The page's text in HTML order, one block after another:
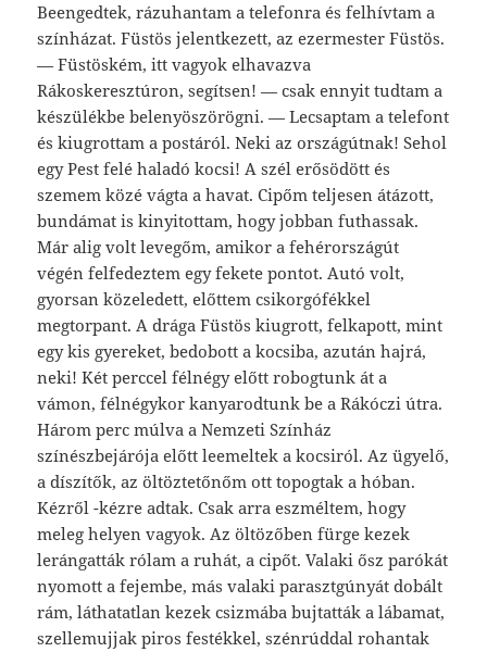
Beengedtek, rázuhantam a telefonra és felhívtam a
színházat. Füstös jelentkezett, az ezermester Füstös.
— Füstöském, itt vagyok elhavazva
Rákoskeresztúron, segítsen! — csak ennyit tudtam a
készülékbe belenyöszörögni. — Lecsaptam a telefont
és kiugrottam a postáról. Neki az országútnak! Sehol
egy Pest felé haladó kocsi! A szél erősödött és
szemem közé vágta a havat. Cipőm teljesen átázott,
bundámat is kinyitottam, hogy jobban futhassak.
Már alig volt levegőm, amikor a fehérországút
végén felfedeztem egy fekete pontot. Autó volt,
gyorsan közeledett, előttem csikorgófékkel
megtorpant. A drága Füstös kiugrott, felkapott, mint
egy kis gyereket, bedobott a kocsiba, azután hajrá,
neki! Két perccel félnégy előtt robogtunk át a
vámon, félnégykor kanyarodtunk be a Rákóczi útra.
Három perc múlva a Nemzeti Színház
színészbejárója előtt leemeltek a kocsiról. Az ügyelő,
a díszítők, az öltöztetőnőm ott topogtak a hóban.
Kézről -kézre adtak. Csak arra eszméltem, hogy
meleg helyen vagyok. Az öltözőben fürge kezek
lerángatták rólam a ruhát, a cipőt. Valaki ősz parókát
nyomott a fejembe, más valaki parasztgúnyát dobált
rám, láthatatlan kezek csizmába bujtatták a lábamat,
szellemujjak piros festékkel, szénrúddal rohantak